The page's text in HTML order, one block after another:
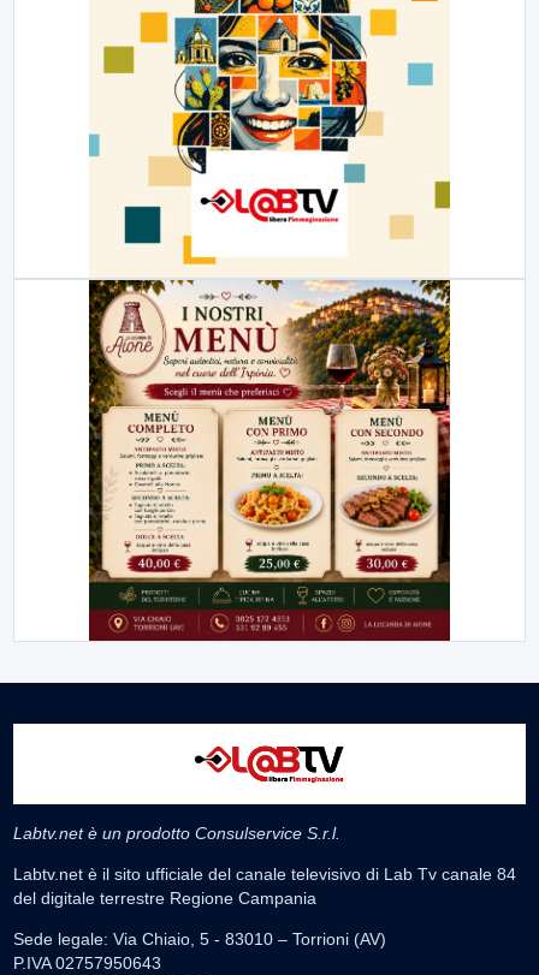
Labtv.net è un prodotto Consulservice S.r.l.
Labtv.net è il sito ufficiale del canale televisivo di Lab Tv canale 84
del digitale terrestre Regione Campania
Sede legale: Via Chiaio, 5 - 83010 – Torrioni (AV)
P.IVA 02757950643